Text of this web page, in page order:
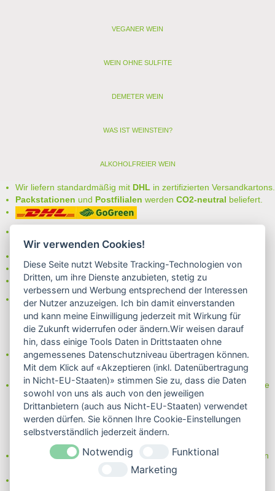
VEGANER WEIN
WEIN OHNE SULFITE
DEMETER WEIN
WAS IST WEINSTEIN?
ALKOHOLFREIER WEIN
Wir liefern standardmäßig mit DHL in zertifizierten Versandkartons.
Packstationen und Postfilialen werden CO2-neutral beliefert.
auswählen:
- Rechnung
- Lastschrift/Bankeinzug
Das Internetsiegel "GEPRÜFTER SHOP – Sicher einkaufen":
Partner von:
Wine in Moderation - bewußt genießen
Erfahren Sie mehr über Biowein in unserem Blog oder Folgen Sie
uns!
Blog
Facebook
Instagram
Neben einem ausgesuchten Sortiment an Biowein, Biospirituosen
und Biofeinkost bieten wir Ihnen u.a. folgende
Wir verwenden Cookies!
Diese Seite nutzt Website Tracking-Technologien von
Dritten, um ihre Dienste anzubieten, stetig zu
verbessern und Werbung entsprechend der Interessen
der Nutzer anzuzeigen. Ich bin damit einverstanden
und kann meine Einwilligung jederzeit mit Wirkung für
die Zukunft widerrufen oder ändern.Wir weisen darauf
hin, dass einige Tools Daten in Drittstaaten ohne
angemessenes Datenschutzniveau übertragen können.
Mit dem Klick auf «Akzeptieren (inkl. Datenübertragung
in Nicht-EU-Staaten)» stimmen Sie zu, dass die Daten
sowohl von uns als auch von den jeweiligen
Drittanbietern (auch aus Nicht-EU-Staaten) verwendet
werden dürfen. Sie können Ihre Cookie-Einstellungen
selbstverständlich jederzeit ändern.
Notwendig
Funktional
Marketing